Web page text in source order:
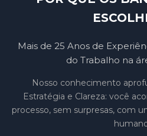
Mais de 25 Anos de
do Trabalho na
Nosso conhecimento
Estratégia e Clareza: você
processo, sem surpresas, com